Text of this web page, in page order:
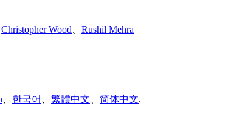
Christopher Wood Rushil Mehra
한국어 繁體中文 简体中文.